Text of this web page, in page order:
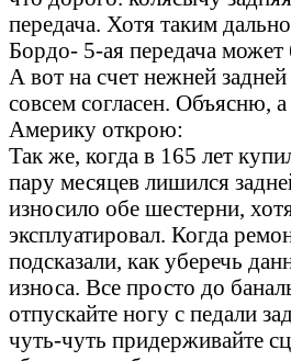
передача. Хотя таким
Бордо- 5-ая передача
А вот на счет нежней
совсем согласен. Объясню,
Америку открою:
Так же, когда в 165 лет
пару месяцев лишился
износило обе шестерни,
эксплуатировал. Когда
подсказали, как уберечь
износа. Все просто до
отпускайте ногу с педали
чуть-чуть придерживайте